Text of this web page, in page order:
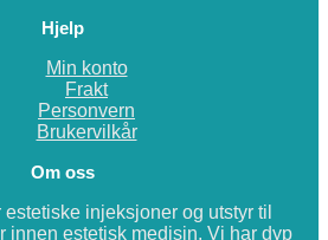
Hjelp
Min konto
Frakt
Personvern
Brukervilkår
Om oss
injeksjoner og utstyr til
innen estetisk medisin. Vi har dyp